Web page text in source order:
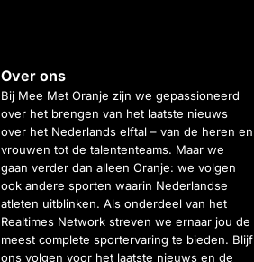
Over ons
Bij Mee Met Oranje zijn we gepassioneerd
over het brengen van het laatste nieuws
over het Nederlands elftal – van de heren en
vrouwen tot de talententeams. Maar we
gaan verder dan alleen Oranje: we volgen
ook andere sporten waarin Nederlandse
atleten uitblinken. Als onderdeel van het
Realtimes Network streven we ernaar jou de
meest complete sportervaring te bieden. Blijf
ons volgen voor het laatste nieuws en de